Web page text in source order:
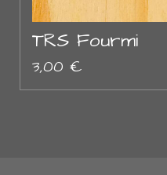
TRS Fourmi
3,00 €